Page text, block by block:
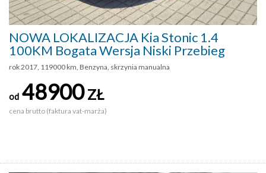
NOWA LOKALIZACJA Kia Stonic 1.4
100KM Bogata Wersja Niski Przebieg
rok 2017, 119000 km, Benzyna, skrzynia manualna
od 48900ZŁ
cena brutto (faktura vat-marża)